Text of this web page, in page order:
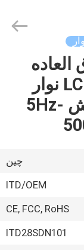
العاده
گسترده ای با اندازه LCD نوار
کشیده LCD با ضد لرزش 5Hz-
چین
ITD/OEM
CE, FCC, RoHS
ITD28SDN101